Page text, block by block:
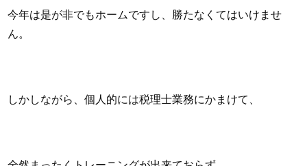
今年は是が非でもホームですし、勝たなくてはいけませ
ん。
しかしながら、個人的には税理士業務にかまけて、